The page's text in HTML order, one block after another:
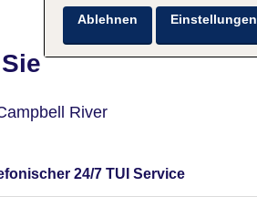
River
24/7 TUI Service
Ablehnen Einstellungen